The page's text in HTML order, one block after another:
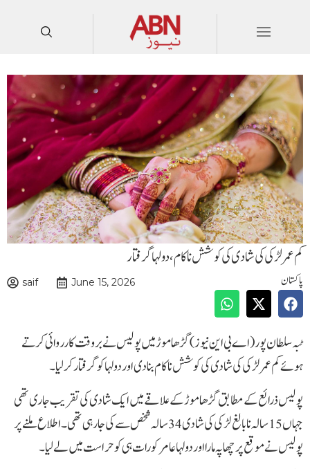
کم عمر لڑکی کی شادی کی کوشش ناکام ،دولہا گرفتار
پاکستان saif June 15, 2026
ٹبہ سلطان پور(اے بی این نیوز) گڑھا موڑ میں پولیس نے بروقت کارروائی کرتے
ہوئے کم عمر لڑکی کی شادی کی کوشش ناکام بنا دی اور دولہا کو گرفتار کر لیا۔
پولیس ذرائع کے مطابق گڑھا موڑ کے علاقے میں ایک شادی کی تقریب جاری تھی
جہاں 15 سالہ نابالغ لڑکی کی شادی 34 سالہ شخص سے کی جا رہی تھی۔ اطلاع ملنے پر
پولیس نے موقع پر چھاپہ مارا اور دولہا عامر کو رات ہی کو حراست میں لے لیا۔